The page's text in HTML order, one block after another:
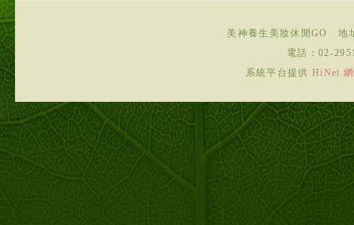
美神養生美妝休閒GO
地
電話： 02-
系統平台提供HiNet